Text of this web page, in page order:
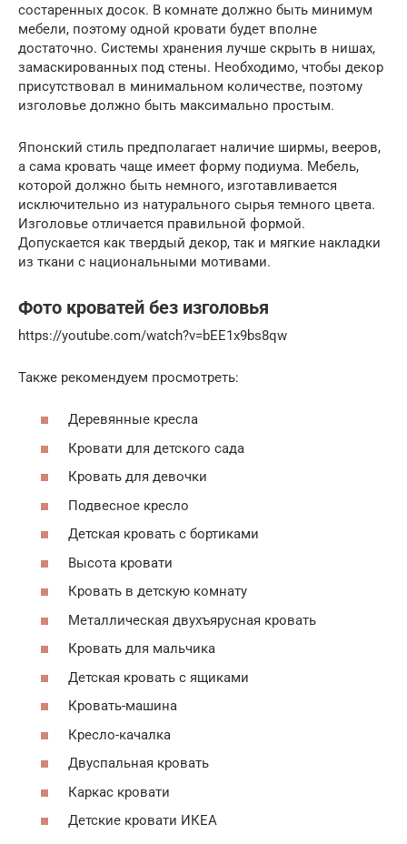
состаренных досок. В комнате должно быть минимум
мебели, поэтому одной кровати будет вполне
достаточно. Системы хранения лучше скрыть в нишах,
замаскированных под стены. Необходимо, чтобы декор
присутствовал в минимальном количестве, поэтому
изголовье должно быть максимально простым.
Японский стиль предполагает наличие ширмы, вееров,
а сама кровать чаще имеет форму подиума. Мебель,
которой должно быть немного, изготавливается
исключительно из натурального сырья темного цвета.
Изголовье отличается правильной формой.
Допускается как твердый декор, так и мягкие накладки
из ткани с национальными мотивами.
Фото кроватей без изголовья
https://youtube.com/watch?v=bEE1x9bs8qw
Также рекомендуем просмотреть:
Деревянные кресла
Кровати для детского сада
Кровать для девочки
Подвесное кресло
Детская кровать с бортиками
Высота кровати
Кровать в детскую комнату
Металлическая двухъярусная кровать
Кровать для мальчика
Детская кровать с ящиками
Кровать-машина
Кресло-качалка
Двуспальная кровать
Каркас кровати
Детские кровати ИКЕА